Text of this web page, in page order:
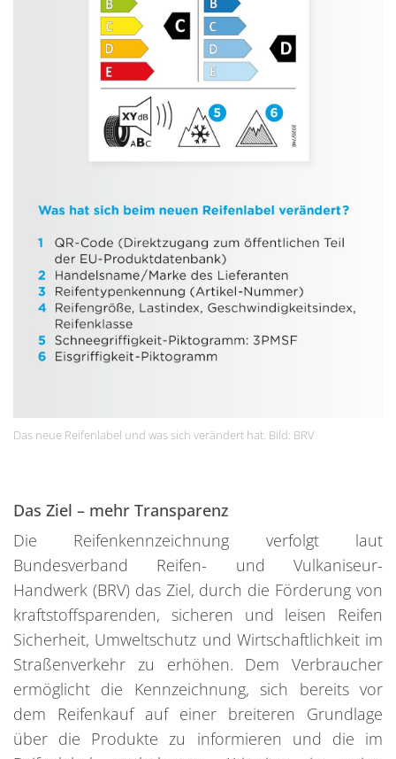
Das neue Reifenlabel und was sich verändert hat. Bild: BRV
Das Ziel – mehr Transparenz
Die Reifenkennzeichnung verfolgt laut
Bundesverband Reifen- und Vulkaniseur-
Handwerk (BRV) das Ziel, durch die Förderung von
kraftstoffsparenden, sicheren und leisen Reifen
Sicherheit, Umweltschutz und Wirtschaftlichkeit im
Straßenverkehr zu erhöhen. Dem Verbraucher
ermöglicht die Kennzeichnung, sich bereits vor
dem Reifenkauf auf einer breiteren Grundlage
über die Produkte zu informieren und die im